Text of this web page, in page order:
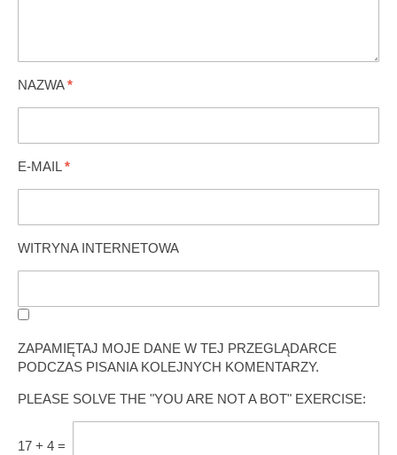
NAZWA*
E-MAIL *
WITRYNA INTERNETOWA
ZAPAMIĘTAJ MOJE DANE W TEJ PRZEGLĄDARCE
PODCZAS PISANIA KOLEJNYCH KOMENTARZY.
PLEASE SOLVE THE "YOU ARE NOT A BOT" EXERCISE:
17 + 4 =